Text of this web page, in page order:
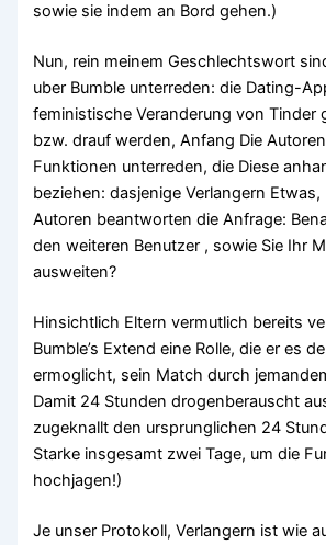
sowie sie indem an Bord gehen.)
Nun, rein meinem Geschlechtswort
uber Bumble unterreden: die Dating-
feministische Veranderung von Tinder
bzw. drauf werden, Anfang Die
Funktionen unterreden, die Diese
beziehen: dasjenige Verlangern Etwas,
Autoren beantworten die Anfrage:
den weiteren Benutzer , sowie Sie Ihr
ausweiten?
Hinsichtlich Eltern vermutlich bereits
Bumble’s Extend eine Rolle, die er es
ermoglicht, sein Match durch
Damit 24 Stunden drogenberauscht
zugeknallt den ursprunglichen 24
Starke insgesamt zwei Tage, um die
hochjagen!)
Je unser Protokoll, Verlangern ist wie